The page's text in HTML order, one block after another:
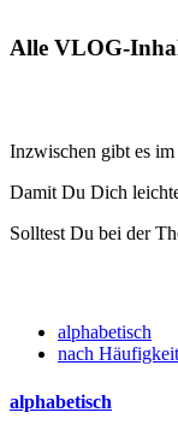
Alle VLOG-
Inzwischen gibt es
Damit Du Dich
Solltest Du bei der
alphabetisch
nach Häufigkeit
alphabetisch